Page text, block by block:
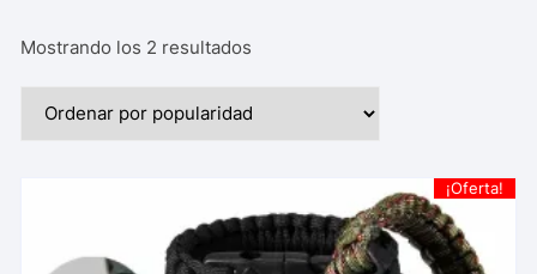
Mostrando los 2 resultados
¡Oferta!